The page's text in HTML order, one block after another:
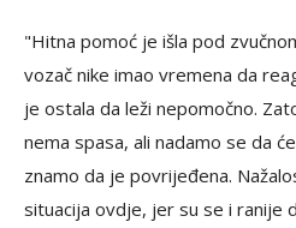
"Hitna pomoć je išla pod
vozač nike imao vremena da
je ostala da leži nepomočno.
nema spasa, ali nadamo se da
znamo da je povrijeđena.
situacija ovdje, jer su se i ranije